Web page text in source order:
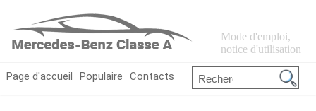
Mode d'emploi,
notice d'utilisation
Page d'accueil Populaire Contacts